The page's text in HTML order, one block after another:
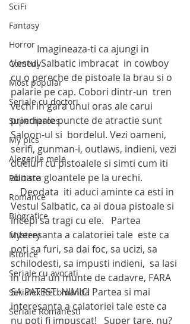
SciFi
Fantasy
Horror
Comedy
Most popular
Seriale cu doctori
Superheroes
My pics
Alegerile mele
Politiste
Romance
Biografice
Mystery
Istorice
Seriale cu avocati
Serialex Recomanda
Seriale Romanesti
           Imagineaza-ti ca ajungi in
Vestul Salbatic imbracat  in cowboy
cu o pereche de pistoale la brau si o
palarie pe cap. Cobori dintr-un  tren
vechi in gara unui oras ale carui
principale puncte de atractie sunt
Saloon-ul si  bordelul. Vezi oameni,
serifi, gunman-i, outlaws, indieni, vezi
dueluri cu pistoalele si simti cum iti
zboara gloantele pe la urechi.
    Deodata  iti aduci aminte ca esti in
Vestul Salbatic, ca ai doua pistoale si
incepi sa tragi cu ele.   Partea
interesanta a calatoriei tale  este ca
poti sa furi, sa dai foc, sa ucizi, sa
schilodesti, sa impusti indieni,  sa lasi
in urma un munte de cadavre, FARA
SA PATESTI NIMIC! Partea si mai
interesanta a calatoriei tale este ca
nu poti fi impuscat!   Super tare, nu?